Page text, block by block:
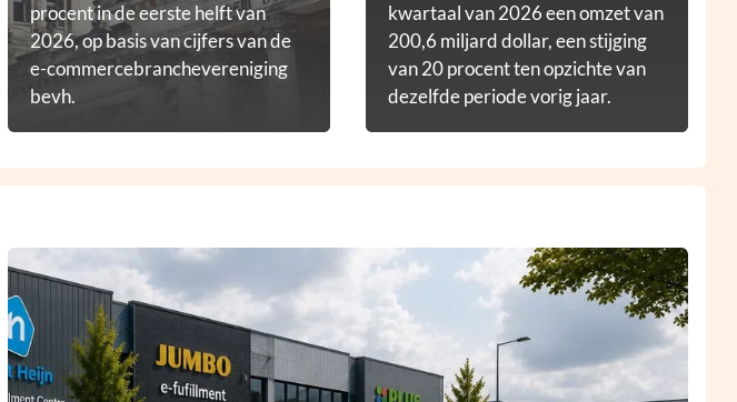
procent in de eerste helft van
2026, op basis van cijfers van de
e-commercebranchevereniging
bevh.
kwartaal van 2026 een omzet van
200,6 miljard dollar, een stijging
van 20 procent ten opzichte van
dezelfde periode vorig jaar.